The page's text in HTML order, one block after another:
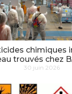
chimiques
trouvés chez
30 juin 2026